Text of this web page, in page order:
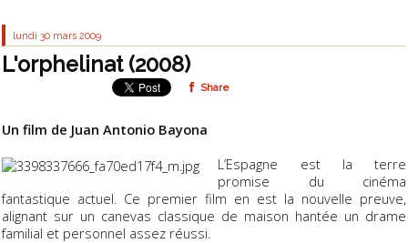
lundi 30 mars 2009
L'orphelinat (2008)
Share
Un film de Juan Antonio Bayona
L’Espagne est la terre
promise du cinéma
fantastique actuel. Ce premier film en est la nouvelle preuve,
alignant sur un canevas classique de maison hantée un drame
familial et personnel assez réussi.